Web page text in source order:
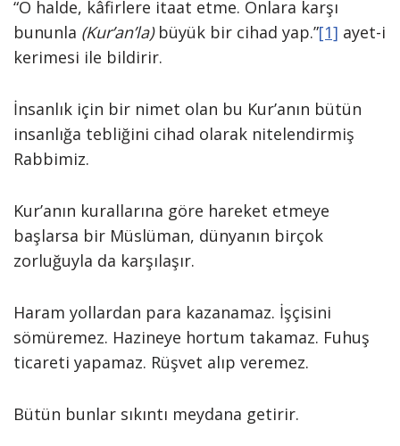
“O halde, kâfirlere itaat etme. Onlara karşı
bununla (Kur’an’la)büyük bir cihad yap.”[1] ayet-i
kerimesi ile bildirir.
İnsanlık için bir nimet olan bu Kur’anın bütün
insanlığa tebliğini cihad olarak nitelendirmiş
Rabbimiz.
Kur’anın kurallarına göre hareket etmeye
başlarsa bir Müslüman, dünyanın birçok
zorluğuyla da karşılaşır.
Haram yollardan para kazanamaz. İşçisini
sömüremez. Hazineye hortum takamaz. Fuhuş
ticareti yapamaz. Rüşvet alıp veremez.
Bütün bunlar sıkıntı meydana getirir.